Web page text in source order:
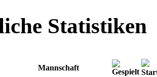
Statistiken
Mannschaft